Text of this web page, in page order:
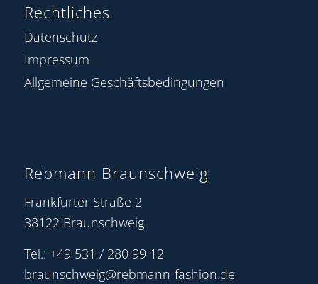
Rechtliches
Datenschutz
Impressum
Allgemeine Geschäftsbedingungen
Rebmann Braunschweig
Frankfurter Straße 2
38122 Braunschweig
Tel.: +49 531 / 280 99 12
braunschweig@rebmann-fashion.de